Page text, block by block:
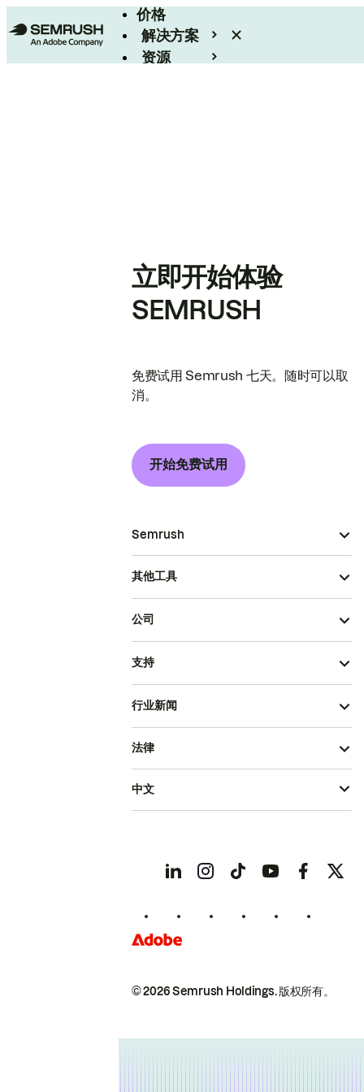
价格
解决方案
资源
立即开始体验
SEMRUSH
免费试用 Semrush 七天。随时可以取
消。
开始免费试用
Semrush
其他工具
公司
支持
行业新闻
© 2026 Semrush Holdings.版权所有。
法律
中文